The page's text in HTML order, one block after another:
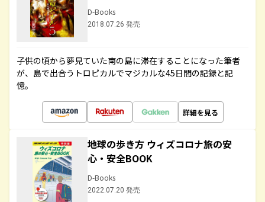
D-Books
2018.07.26 発売
子供の頃から夢見ていた南の島に滞在することになった筆者
が、島で出合うトロピカルでマジカルな45日間の記録と記
憶。
詳細を見る
地球の歩き方 ウィズコロナ旅の安
心・安全BOOK
D-Books
2022.07.20 発売